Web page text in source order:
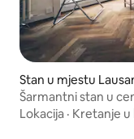
Stan u mjestu
Šarmantni stan u
Lokacija · Kretanje u